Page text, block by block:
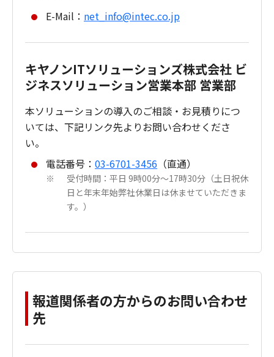
E-Mail： net_info@intec.co.jp
キヤノンITソリューションズ株式会社 ビ
ジネスソリューション営業本部 営業部
本ソリューションの導入のご相談・お見積りにつ
いては、下記リンク先よりお問い合わせくださ
い。
電話番号： 03-6701-3456 （直通）
※
受付時間：平日 9時00分～17時30分（土日祝休
日と年末年始弊社休業日は休ませていただきま
す。）
報道関係者の方からのお問い合わせ
先